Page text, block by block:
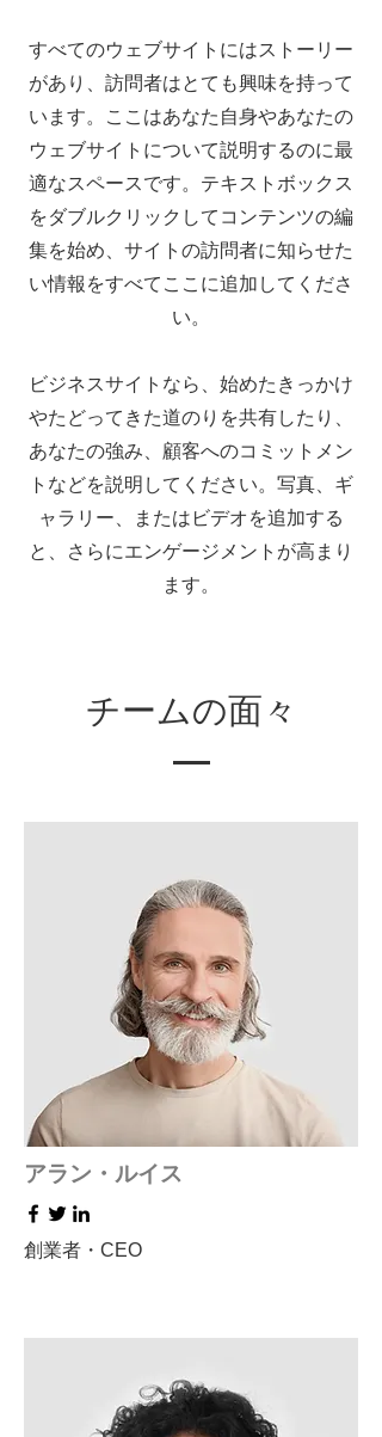
すべてのウェブサイトにはストーリー
があり、訪問者はとても興味を持って
います。ここはあなた自身やあなたの
ウェブサイトについて説明するのに最
適なスペースです。テキストボックス
をダブルクリックしてコンテンツの編
集を始め、サイトの訪問者に知らせた
い情報をすべてここに追加してくださ
い。
ビジネスサイトなら、始めたきっかけ
やたどってきた道のりを共有したり、
あなたの強み、顧客へのコミットメン
トなどを説明してください。写真、ギ
ャラリー、またはビデオを追加する
と、さらにエンゲージメントが高まり
ます。
チームの面々
アラン・ルイス
創業者・CEO